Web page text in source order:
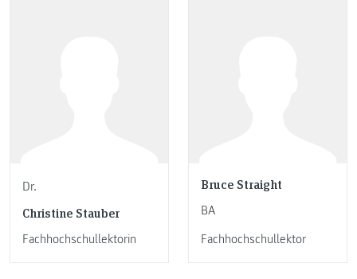
Dr.
Christine Stauber
Fachhochschullektorin
Bruce Straight
BA
Fachhochschullektor